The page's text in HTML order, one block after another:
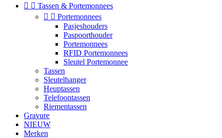
  Tassen & Portemonnees
  Portemonnees
Pasjeshouders
Paspoorthouder
Portemonnees
RFID Portemonnees
Sleutel Portemonnee
Tassen
Sleutelhanger
Heuptassen
Telefoontassen
Riementassen
Gravure
NIEUW
Merken